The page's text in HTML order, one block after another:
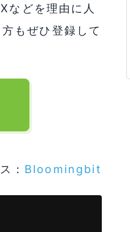
などを理由に人
もぜひ登録して
： Bloomingbit